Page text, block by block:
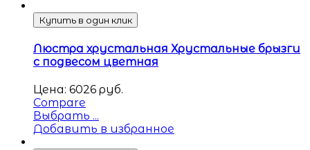
Купить в один клик
Люстра хрустальная Хрустальные брызги
с подвесом цветная
Цена: 6026 руб.
Compare
Выбрать ...
Добавить в избранное